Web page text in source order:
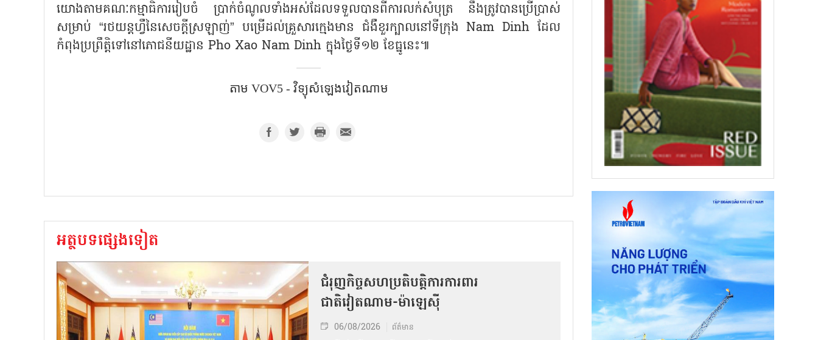
យោងតាមគណៈកម្មាធិការរៀបចំ ប្រាក់ចំណូលទាំងអស់ដែលទទួលបានពីការលក់សំបុត្រ នឹងត្រូវបានប្រើប្រាស់
សម្រាប់ “រថយន្តហ្វឺនៃសេចក្តីស្រឡាញ់” បម្រើដល់គ្រួសារក្មេងមាន ជំងឺខួរក្បាលនៅទីក្រុងNam Dinhដែល
កំពុងប្រព្រឹត្តិទៅនៅភោជនីយដ្ឋាន Pho Xao Nam Dinh ក្នុងថ្ងៃទី១២ ខែធ្នូនេះ៕
តាម VOV5 - វិទ្យុសំឡេង​វៀតណាម
អត្ថបទផ្សេងទៀត
ជំរុញកិច្ចសហប្រតិបត្តិការការពារ
ជាតិវៀតណាម-ម៉ាឡេស៊ី
06/08/2026 ព័ត៌មាន